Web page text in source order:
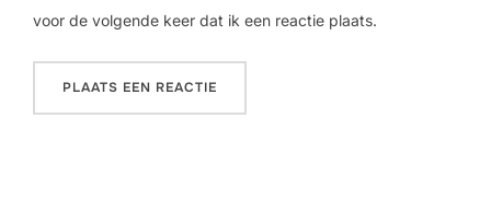
voor de volgende keer dat ik een reactie plaats.